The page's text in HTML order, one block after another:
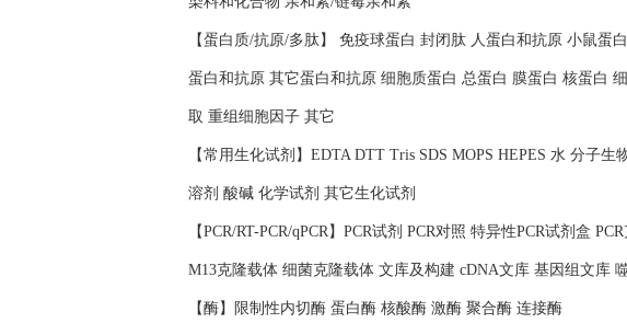
【蛋白质/抗原/多肽】 免疫球蛋白 封闭肽 人蛋白和抗原 小鼠蛋
蛋白和抗原 其它蛋白和抗原 细胞质蛋白 总蛋白 膜蛋白 核蛋白
取 重组细胞因子 其它
【常用生化试剂】EDTA DTT Tris SDS MOPS HEPES 水 分子
溶剂 酸碱 化学试剂 其它生化试剂
【PCR/RT-PCR/qPCR】PCR试剂 PCR对照 特异性PCR试剂盒
M13克隆载体 细菌克隆载体 文库及构建 cDNA文库 基因组文库
【酶】限制性内切酶 蛋白酶 核酸酶 激酶 聚合酶 连接酶